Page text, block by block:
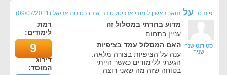
יפית ס. על תואר ראשון לימודי ארכיטקטורה אוניברסיטת אריאל (
09/07/2011
)
סטודנט שנה
שניה
מדוע בחרתי במסלול זה
עניין בתחום.
האם המסלול עמד בציפיות
ענה על הציפיות בצורה מלאה.
הגעתי ללימודים כאשר הייתי
בטוחה שזה מה שאני רוצה
רמת
לימודים:
9
דירוג
המוסד: